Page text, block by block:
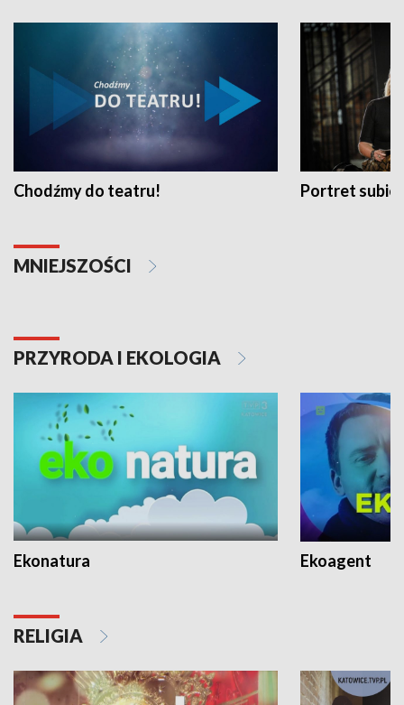
Chodźmy do teatru! Portret
MNIEJSZOŚCI
PRZYRODA I EKOLOGIA
Ekonatura Ekoagent
RELIGIA